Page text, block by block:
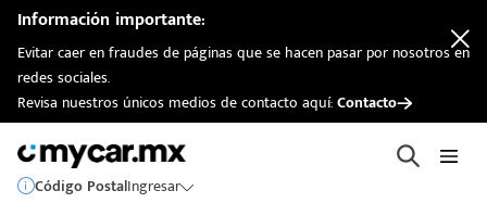
Información importante:
Evitar caer en fraudes de páginas que se hacen pasar por nosotros en
redes sociales.
Revisa nuestros únicos medios de contacto aquí:Contacto
Código PostalIngresar